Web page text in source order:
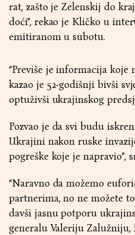
rat, zašto je Zelenskij do
doći”, rekao je Kličko u
emitiranom u subotu.
“Previše je informacija koje
kazao je 52-godišnji bivši
optuživši ukrajinskog
Pozvao je da svi budu
Ukrajini nakon ruske
pogreške koje je napravio”,
“Naravno da možemo
partnerima, no ne možete
davši jasnu potporu
generalu Valeriju